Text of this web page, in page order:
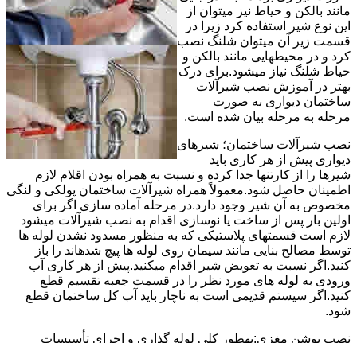
مانند بالکن و حیاط نیز میتوان از
این نوع شیر استفاده کرد زیرا در
قسمت زیر آن میتوان شلنگ نصب
کرد و در محیطهایی مانند بالکن و
حیاط شلنگ نیاز میشود.برای درک
بهتر در آموزش نصب شیرآلات
ساختمان دیواری به صورت
مرحله به مرحله بیان شده است.
نصب شیرآلات ساختمان؛ شیرهای
دیواری پیش از هر کاری باید
شیرها را از کارتنها جدا کرده و نسبت به همراه بودن اقلام لازم
اطمینان حاصل شود.معمولاً همراه شیرآلات ساختمان پولکی و لنگی
مخصوص به آن شیر وجود دارد.در مرحله آماده سازی اگر برای
اولین بار پس از ساخت یا نوسازی اقدام به نصب شیرآلات میشود
لازم است قسمتهای پلاستیکی که به منظور مسدود نشدن لوله ها
توسط مصالح بنایی مانند سیمان روی لوله ها پیچ شدهاند را باز
کنید.اگر نسبت به تعویض شیر اقدام میکنید.پیش از هر کاری آب
ورودی به لوله های مورد نظر را در قسمت جعبه تقسیم قطع
کنید.اگر سیستم قدیمی است به ناچار باید آب کل ساختمان قطع
شود.
نصب بوشن مغزی:بهطور کلی لوله گذاری و اجرای تأسیسات